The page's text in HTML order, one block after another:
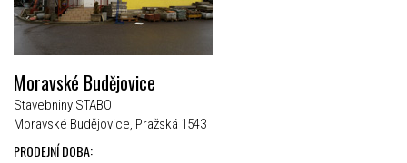
Moravské Budějovice
Stavebniny STABO
Moravské Budějovice, Pražská 1543
PRODEJNÍ DOBA: